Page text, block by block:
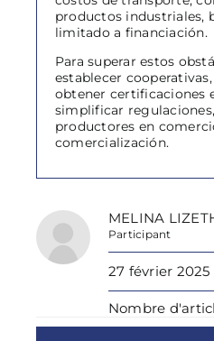
productos industriales,
limitado a financiación.
Para superar estos
establecer
obtener certificaciones
simplificar
productores en
comercialización.
MELINA
Participant
27 février 2025
Nombre